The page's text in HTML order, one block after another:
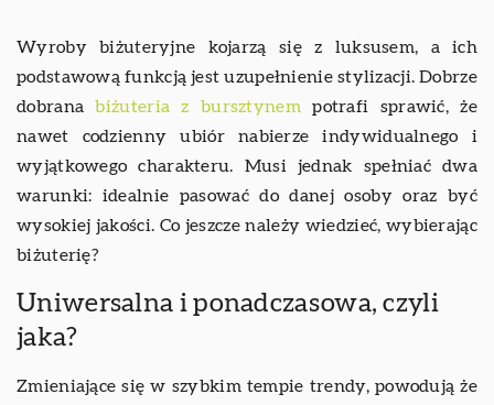
Wyroby biżuteryjne kojarzą się z luksusem, a ich
podstawową funkcją jest uzupełnienie stylizacji. Dobrze
dobranabiżuteria z bursztynem potrafi sprawić, że
nawet codzienny ubiór nabierze indywidualnego i
wyjątkowego charakteru. Musi jednak spełniać dwa
warunki: idealnie pasować do danej osoby oraz być
wysokiej jakości. Co jeszcze należy wiedzieć, wybierając
biżuterię?
Uniwersalna i ponadczasowa, czyli
jaka?
Zmieniające się w szybkim tempie trendy, powodują że